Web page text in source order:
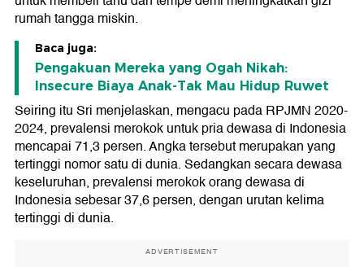
rumah tangga miskin.
Baca juga:
Pengakuan Mereka yang Ogah Nikah:
Insecure Biaya Anak-Tak Mau Hidup Ruwet
Seiring itu Sri menjelaskan, mengacu pada RPJMN 2020-
2024, prevalensi merokok untuk pria dewasa di Indonesia
mencapai 71,3 persen. Angka tersebut merupakan yang
tertinggi nomor satu di dunia. Sedangkan secara dewasa
keseluruhan, prevalensi merokok orang dewasa di
Indonesia sebesar 37,6 persen, dengan urutan kelima
tertinggi di dunia.
ADVERTISEMENT